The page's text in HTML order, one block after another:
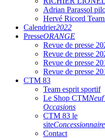
Adrian Parassol
Hervé Ricord
Calendrier2022
PresseORANGE
Revue de presse
Revue de presse
Revue de presse
Revue de presse
CTM 83
Team esprit sportif
Le Shop CTM
Occasions
CTM 83 le
siteConcessionnaire
Contact